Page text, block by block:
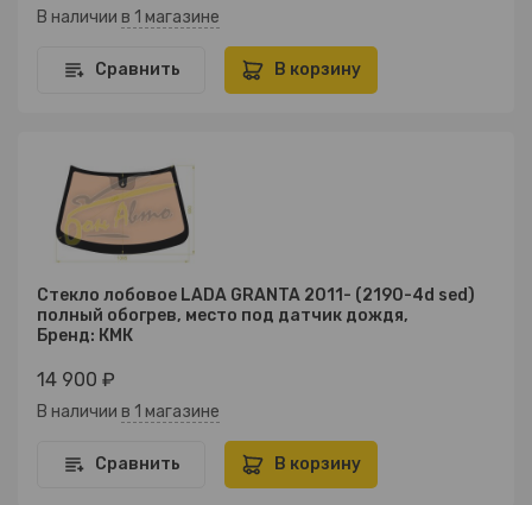
В наличии в 1 магазине
Сравнить В корзину
Стекло лобовое LADA GRANTA 2011- (2190-4d sed)
полный обогрев, место под датчик дождя,
Бренд: КМК
14 900 ₽
В наличии в 1 магазине
Сравнить В корзину